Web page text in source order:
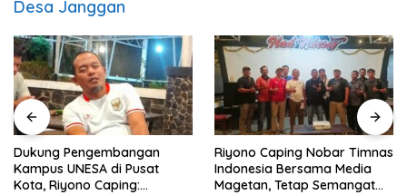
Desa Janggan
Dukung Pengembangan
Kampus UNESA di Pusat
Kota, Riyono Caping:
Riyono Caping Nobar Timnas
Indonesia Bersama Media
Magetan, Tetap Semangat